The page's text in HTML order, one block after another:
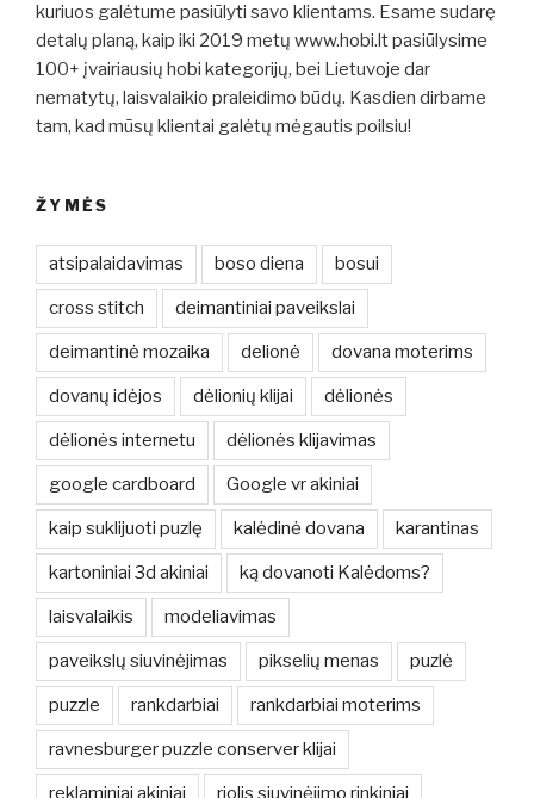
kuriuos galėtume pasiūlyti savo klientams. Esame sudarę
detalų planą, kaip iki 2019 metų www.hobi.lt pasiūlysime
100+ įvairiausių hobi kategorijų, bei Lietuvoje dar
nematytų, laisvalaikio praleidimo būdų. Kasdien dirbame
tam, kad mūsų klientai galėtų mėgautis poilsiu!
ŽYMĖS
atsipalaidavimas boso diena bosui
cross stitch deimantiniai paveikslai
deimantinė mozaika delionė dovana moterims
dovanų idėjos dėlionių klijai dėlionės
dėlionės internetu dėlionės klijavimas
google cardboard Google vr akiniai
kaip suklijuoti puzlę kalėdinė dovana karantinas
kartoniniai 3d akiniai ką dovanoti Kalėdoms?
laisvalaikis modeliavimas
paveikslų siuvinėjimas pikselių menas puzlė
puzzle rankdarbiai rankdarbiai moterims
ravnesburger puzzle conserver klijai
reklaminiai akiniai riolis siuvinėjimo rinkiniai